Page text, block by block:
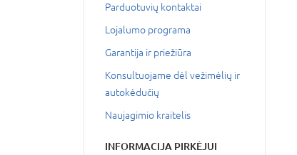
Parduotuvių kontaktai
Lojalumo programa
Garantija ir priežiūra
Konsultuojame dėl vežimėlių ir
autokėdučių
Naujagimio kraitelis
INFORMACIJA PIRKĖJUI